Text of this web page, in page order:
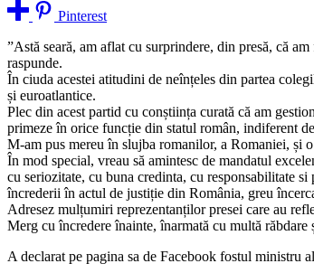
Pinterest
”Astă seară, am aflat cu surprindere, din presă, că
raspunde.
În ciuda acestei atitudini de neînțeles din partea
și euroatlantice.
Plec din acest partid cu conștiința curată că am
primeze în orice funcție din statul român, indiferent
M-am pus mereu în slujba romanilor, a Romaniei, și
În mod special, vreau să amintesc de mandatul
cu seriozitate, cu buna credinta, cu responsabilitate
încrederii în actul de justiție din România, greu
Adresez mulțumiri reprezentanților presei care au
Merg cu încredere înainte, înarmată cu multă
A declarat pe pagina sa de Facebook fostul ministru